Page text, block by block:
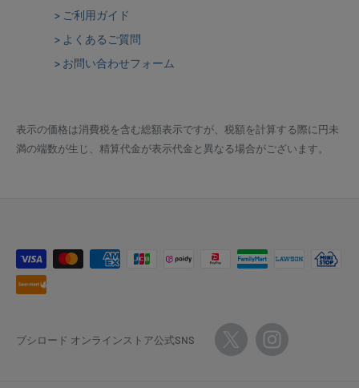
> ご利用ガイド
> よくあるご質問
> お問い合わせフォーム
表示の価格は消費税を含む総額表示ですが、税額を計算する際に円未
満の端数が生じ、精算代金が表示代金と異なる場合がございます。
ブシロード オンラインストア公式SNS